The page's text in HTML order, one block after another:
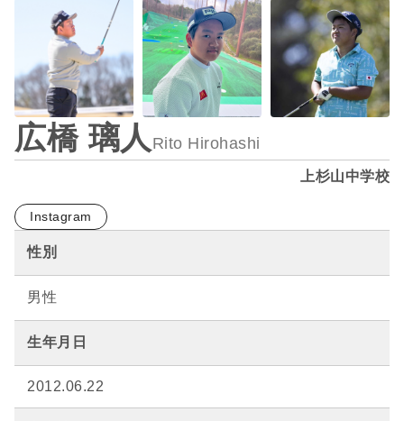
広橋 璃人 Rito Hirohashi
上杉山中学校
Instagram
性別
男性
生年月日
2012.06.22